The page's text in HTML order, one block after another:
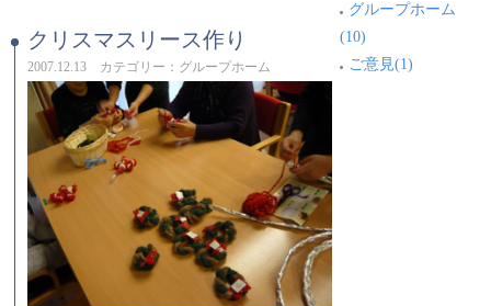
クリスマスリース作り
2007.12.13 カテゴリー：グループホーム
グループホーム
(10)
ご意見(1)